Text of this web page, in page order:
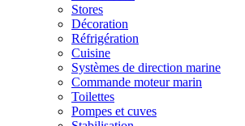
Stores
Décoration
Réfrigération
Cuisine
Systèmes de direction marine
Commande moteur marin
Toilettes
Pompes et cuves